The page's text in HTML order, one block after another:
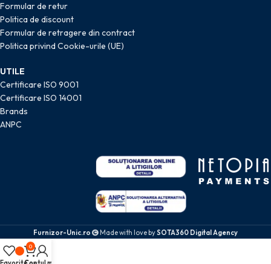
Formular de retur
Politica de discount
Formular de retragere din contract
Politica privind Cookie-urile (UE)
UTILE
Certificare ISO 9001
Certificare ISO 14001
Brands
ANPC
Furnizor-Unic.ro Made with love bySOTA360 Digital Agency
0